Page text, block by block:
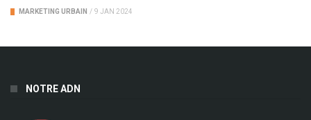
MARKETING URBAIN / 9 JAN 2024
NOTRE ADN